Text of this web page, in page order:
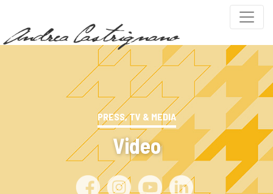
PRESS, TV & MEDIA
Video